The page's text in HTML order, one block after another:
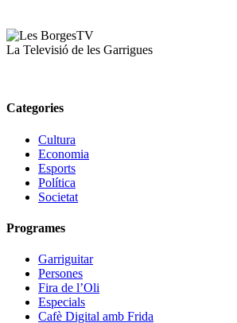
La Televisió de les Garrigues
Categories
Cultura
Economia
Esports
Política
Societat
Programes
Garriguitar
Persones
Fira de l’Oli
Especials
Cafè Digital amb Frida